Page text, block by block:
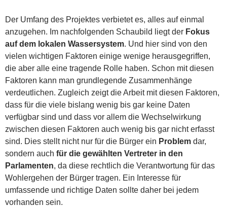
Der Umfang des Projektes verbietet es, alles auf einmal
anzugehen. Im nachfolgenden Schaubild liegt der Fokus
auf dem lokalen Wassersystem. Und hier sind von den
vielen wichtigen Faktoren einige wenige herausgegriffen,
die aber alle eine tragende Rolle haben. Schon mit diesen
Faktoren kann man grundlegende Zusammenhänge
verdeutlichen. Zugleich zeigt die Arbeit mit diesen Faktoren,
dass für die viele bislang wenig bis gar keine Daten
verfügbar sind und dass vor allem die Wechselwirkung
zwischen diesen Faktoren auch wenig bis gar nicht erfasst
sind. Dies stellt nicht nur für die Bürger ein Problem dar,
sondern auch für die gewählten Vertreter in den
Parlamenten, da diese rechtlich die Verantwortung für das
Wohlergehen der Bürger tragen. Ein Interesse für
umfassende und richtige Daten sollte daher bei jedem
vorhanden sein.